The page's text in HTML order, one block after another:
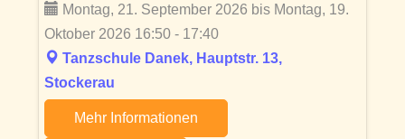
Montag, 21. September 2026 bis Montag, 19.
Oktober 2026 16:50 - 17:40
Tanzschule Danek, Hauptstr. 13,
Stockerau
Mehr Informationen